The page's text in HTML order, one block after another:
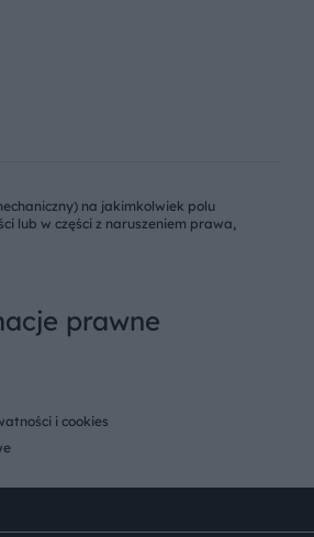
na jakimkolwiek polu
lub w części z naruszeniem prawa,
prawne
i cookies